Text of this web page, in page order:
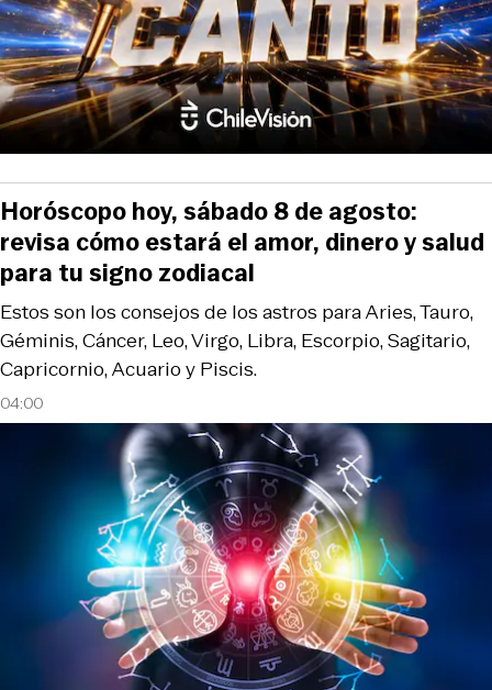
04:00
Estos son los consejos de los astros para Aries, Tauro,
Géminis, Cáncer, Leo, Virgo, Libra, Escorpio, Sagitario,
Capricornio, Acuario y Piscis.
Horóscopo hoy, sábado 8 de agosto:
revisa cómo estará el amor, dinero y salud
para tu signo zodiacal